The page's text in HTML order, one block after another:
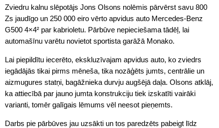
Zviedru kalnu slēpotājs Jons Olsons nolēmis pārvērst savu 800
Zs jaudīgo un 250 000 eiro vērto apvidus auto Mercedes-Benz
G500 4×4² par kabrioletu. Pārbūve nepieciešama tādēļ, lai
automašīnu varētu novietot sportista garāžā Monako.
Lai piepildītu iecerēto, ekskluzīvajam apvidus auto, ko zviedrs
iegādājās tikai pirms mēneša, tika nozāģēts jumts, centrālie un
aizmugures statņi, bagāžnieka durvju augšējā daļa. Olsons atklāj,
ka attiecībā par jauno jumta konstrukciju tiek izskatīti vairāki
varianti, tomēr galīgais lēmums vēl neesot pieņemts.
Darbs pie pārbūves jau uzsākti un tos paredzēts pabeigt līdz